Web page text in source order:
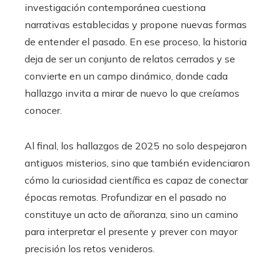
investigación contemporánea cuestiona
narrativas establecidas y propone nuevas formas
de entender el pasado. En ese proceso, la historia
deja de ser un conjunto de relatos cerrados y se
convierte en un campo dinámico, donde cada
hallazgo invita a mirar de nuevo lo que creíamos
conocer.
Al final, los hallazgos de 2025 no solo despejaron
antiguos misterios, sino que también evidenciaron
cómo la curiosidad científica es capaz de conectar
épocas remotas. Profundizar en el pasado no
constituye un acto de añoranza, sino un camino
para interpretar el presente y prever con mayor
precisión los retos venideros.